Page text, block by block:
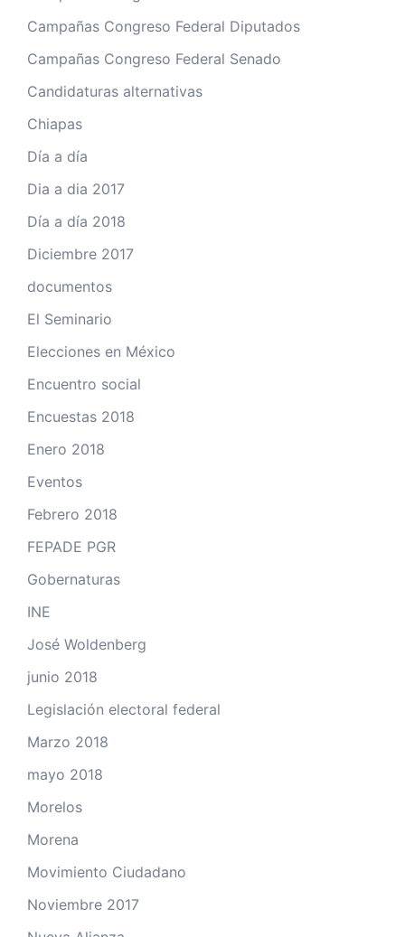
Campañas Congreso Federal Diputados
Campañas Congreso Federal Senado
Candidaturas alternativas
Chiapas
Día a día
Dia a dia 2017
Día a día 2018
Diciembre 2017
documentos
El Seminario
Elecciones en México
Encuentro social
Encuestas 2018
Enero 2018
Eventos
Febrero 2018
FEPADE PGR
Gobernaturas
INE
José Woldenberg
junio 2018
Legislación electoral federal
Marzo 2018
mayo 2018
Morelos
Morena
Movimiento Ciudadano
Noviembre 2017